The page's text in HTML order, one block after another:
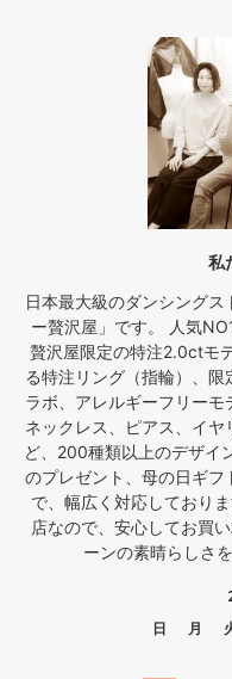
私
日本最大級のダンシング
ー贅沢屋」です。 人気
贅沢屋限定の特注2.0ctモ
る特注リング（指輪）、
ラボ、アレルギーフリーモ
ネックレス、ピアス、イ
ど、200種類以上のデザイ
のプレゼント、母の日ギフ
で、幅広く対応しており
店なので、安心してお買
ーンの素晴らしさ
日
月